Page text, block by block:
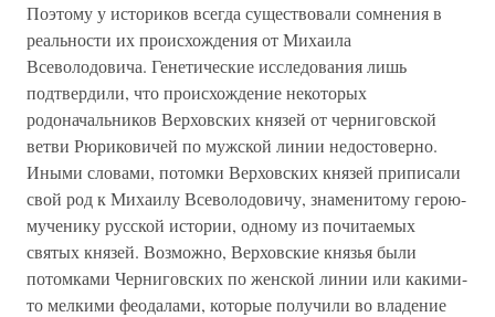
Поэтому у историков всегда существовали сомнения в
реальности их происхождения от Михаила
Всеволодовича. Генетические исследования лишь
подтвердили, что происхождение некоторых
родоначальников Верховских князей от черниговской
ветви Рюриковичей по мужской линии недостоверно.
Иными словами, потомки Верховских князей приписали
свой род к Михаилу Всеволодовичу, знаменитому герою-
мученику русской истории, одному из почитаемых
святых князей. Возможно, Верховские князья были
потомками Черниговских по женской линии или какими-
то мелкими феодалами, которые получили во владение